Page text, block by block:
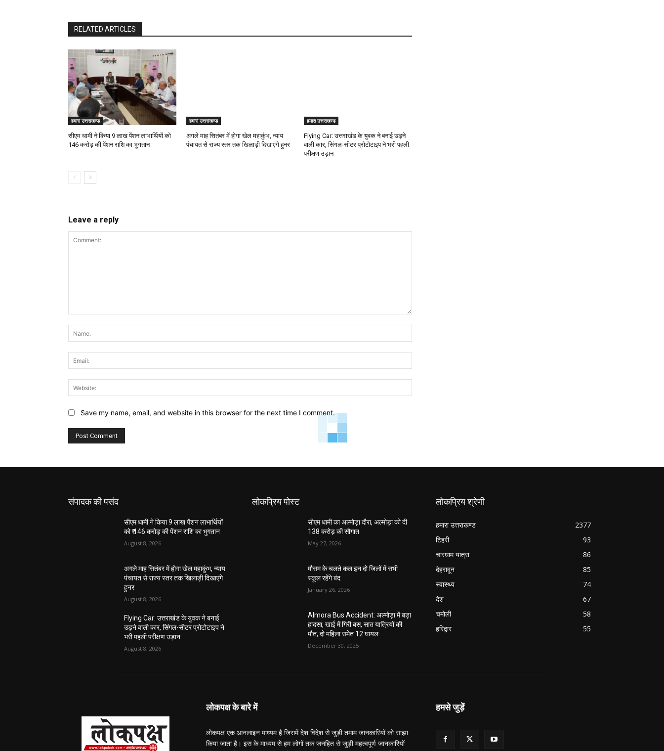
RELATED ARTICLES
हमारा उत्तराखण्ड
सीएम धामी ने किया 9 लाख पेंशन लाभार्थियों को ₹
146 करोड़ की पेंशन राशि का भुगतान
हमारा उत्तराखण्ड
अगले माह सितंबर में होगा खेल महाकुंभ, न्याय
पंचायत से राज्य स्तर तक खिलाड़ी दिखाएंगे हुनर
हमारा उत्तराखण्ड
Flying Car: उत्तराखंड के युवक ने बनाई उड़ने
वाली कार, सिंगल-सीटर प्रोटोटाइप ने भरी पहली
परीक्षण उड़ान
Leave a reply
Save my name, email, and website in this browser for the next time I comment.
संपादक की पसंद
सीएम धामी ने किया 9 लाख पेंशन लाभार्थियों
को ₹ 146 करोड़ की पेंशन राशि का भुगतान
August 8, 2026
अगले माह सितंबर में होगा खेल महाकुंभ, न्याय
पंचायत से राज्य स्तर तक खिलाड़ी दिखाएंगे
हुनर
August 8, 2026
Flying Car: उत्तराखंड के युवक ने बनाई
उड़ने वाली कार, सिंगल-सीटर प्रोटोटाइप ने
भरी पहली परीक्षण उड़ान
August 8, 2026
लोकप्रिय पोस्ट
सीएम धामी का अल्मोड़ा दौरा, अल्मोड़ा को दी
138 करोड़ की सौगात
May 27, 2026
मौसम के चलते कल इन दो जिलों में सभी
स्कूल रहेंगे बंद
January 26, 2026
Almora Bus Accident: अल्मोड़ा में बड़ा
हादसा, खाई में गिरी बस, सात यात्रियों की
मौत, दो महिला समेत 12 घायल
December 30, 2025
लोकप्रिय श्रेणी
हमारा उत्तराखण्ड
2377
टिहरी
93
चारधाम यात्रा
86
देहरादून
85
स्वास्थ्य
74
देश
67
चमोली
58
हरिद्वार
55
लोकपक्ष के बारे में
लोकपक्ष एक आनलाइन माध्यम है जिसमें देश विदेश से जुड़ी तमाम जानकारियों को साझा
किया जाता है। इस के माध्यम से हम लोगों तक जनहित से जुड़ी महत्वपूर्ण जानकारियों
हमसे जुड़ें